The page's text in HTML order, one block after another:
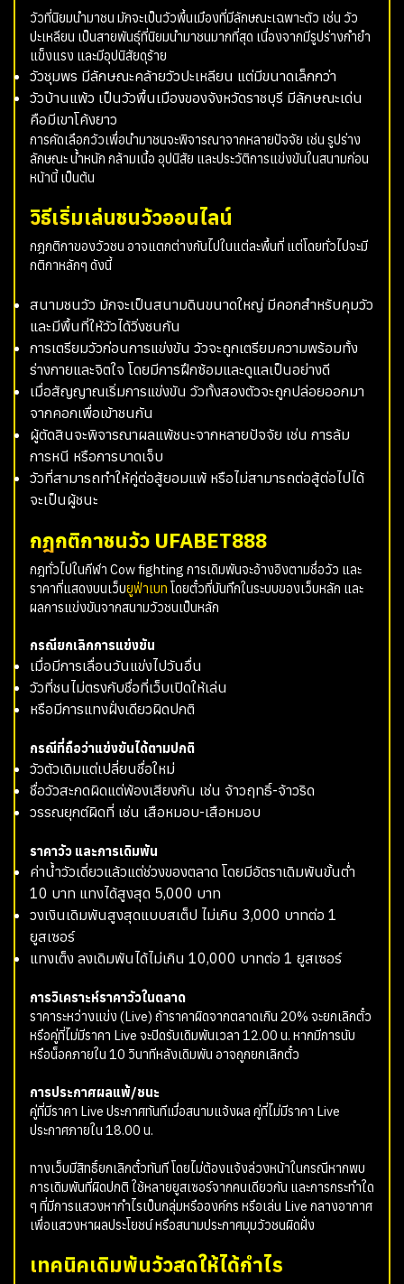
วัวที่นิยมนำมาชน มักจะเป็นวัวพื้นเมืองที่มีลักษณะเฉพาะตัว เช่น วัว
ปะเหลียน เป็นสายพันธุ์ที่นิยมนำมาชนมากที่สุด เนื่องจากมีรูปร่างกำยำ
แข็งแรง และมีอุปนิสัยดุร้าย
วัวชุมพร มีลักษณะคล้ายวัวปะเหลียน แต่มีขนาดเล็กกว่า
วัวบ้านแพ้ว เป็นวัวพื้นเมืองของจังหวัดราชบุรี มีลักษณะเด่น
คือมีเขาโค้งยาว
การคัดเลือกวัวเพื่อนำมาชนจะพิจารณาจากหลายปัจจัย เช่น รูปร่าง
ลักษณะ น้ำหนัก กล้ามเนื้อ อุปนิสัย และประวัติการแข่งขันในสนามก่อน
หน้านี้ เป็นต้น
วิธีเริ่มเล่นชนวัวออนไลน์
กฎกติกาของวัวชน อาจแตกต่างกันไปในแต่ละพื้นที่ แต่โดยทั่วไปจะมี
กติกาหลักๆ ดังนี้
สนามชนวัว มักจะเป็นสนามดินขนาดใหญ่ มีคอกสำหรับคุมวัว
และมีพื้นที่ให้วัวได้วิ่งชนกัน
การเตรียมวัวก่อนการแข่งขัน วัวจะถูกเตรียมความพร้อมทั้ง
ร่างกายและจิตใจ โดยมีการฝึกซ้อมและดูแลเป็นอย่างดี
เมื่อสัญญาณเริ่มการแข่งขัน วัวทั้งสองตัวจะถูกปล่อยออกมา
จากคอกเพื่อเข้าชนกัน
ผู้ตัดสินจะพิจารณาผลแพ้ชนะจากหลายปัจจัย เช่น การล้ม
การหนี หรือการบาดเจ็บ
วัวที่สามารถทำให้คู่ต่อสู้ยอมแพ้ หรือไม่สามารถต่อสู้ต่อไปได้
จะเป็นผู้ชนะ
กฎกติกาชนวัว UFABET888
กฎทั่วไปในกีฬา Cow fighting การเดิมพันจะอ้างอิงตามชื่อวัว และ
ราคาที่แสดงบนเว็บยูฟ่าเบท โดยตั๋วที่บันทึกในระบบของเว็บหลัก และ
ผลการแข่งขันจากสนามวัวชนเป็นหลัก
กรณียกเลิกการแข่งขัน
เมื่อมีการเลื่อนวันแข่งไปวันอื่น
วัวที่ชนไม่ตรงกับชื่อที่เว็บเปิดให้เล่น
หรือมีการแทงฝั่งเดียวผิดปกติ
กรณีที่ถือว่าแข่งขันได้ตามปกติ
วัวตัวเดิมแต่เปลี่ยนชื่อใหม่
ชื่อวัวสะกดผิดแต่พ้องเสียงกัน เช่น จ้าวฤทธิ์-จ้าวริด
วรรณยุกต์ผิดที่ เช่น เสือหมอบ-เสือหมอบ
ราคาวัว และการเดิมพัน
ค่าน้ำวัวเดี่ยวแล้วแต่ช่วงของตลาด โดยมีอัตราเดิมพันขั้นต่ำ
10 บาท แทงได้สูงสุด 5,000 บาท
วงเงินเดิมพันสูงสุดแบบสเต็ป ไม่เกิน 3,000 บาทต่อ 1
ยูสเซอร์
แทงเต็ง ลงเดิมพันได้ไม่เกิน 10,000 บาทต่อ 1 ยูสเซอร์
การวิเคราะห์ราคาวัวในตลาด
ราคาระหว่างแข่ง (Live) ถ้าราคาผิดจากตลาดเกิน 20% จะยกเลิกตั๋ว
หรือคู่ที่ไม่มีราคา Live จะปิดรับเดิมพันเวลา 12.00 น. หากมีการนับ
หรือน็อคภายใน 10 วินาทีหลังเดิมพัน อาจถูกยกเลิกตั๋ว
การประกาศผลแพ้/ชนะ
คู่ที่มีราคา Live ประกาศทันทีเมื่อสนามแจ้งผล คู่ที่ไม่มีราคา Live
ประกาศภายใน 18.00 น.
ทางเว็บมีสิทธิ์ยกเลิกตั๋วทันที โดยไม่ต้องแจ้งล่วงหน้าในกรณีหากพบ
การเดิมพันที่ผิดปกติ ใช้หลายยูสเซอร์จากคนเดียวกัน และการกระทำใด
ๆ ที่มีการแสวงหากำไรเป็นกลุ่มหรือองค์กร หรือเล่น Live กลางอากาศ
เพื่อแสวงหาผลประโยชน์ หรือสนามประกาศมุมวัวชนผิดฝั่ง
เทคนิคเดิมพันวัวสดให้ได้กำไร